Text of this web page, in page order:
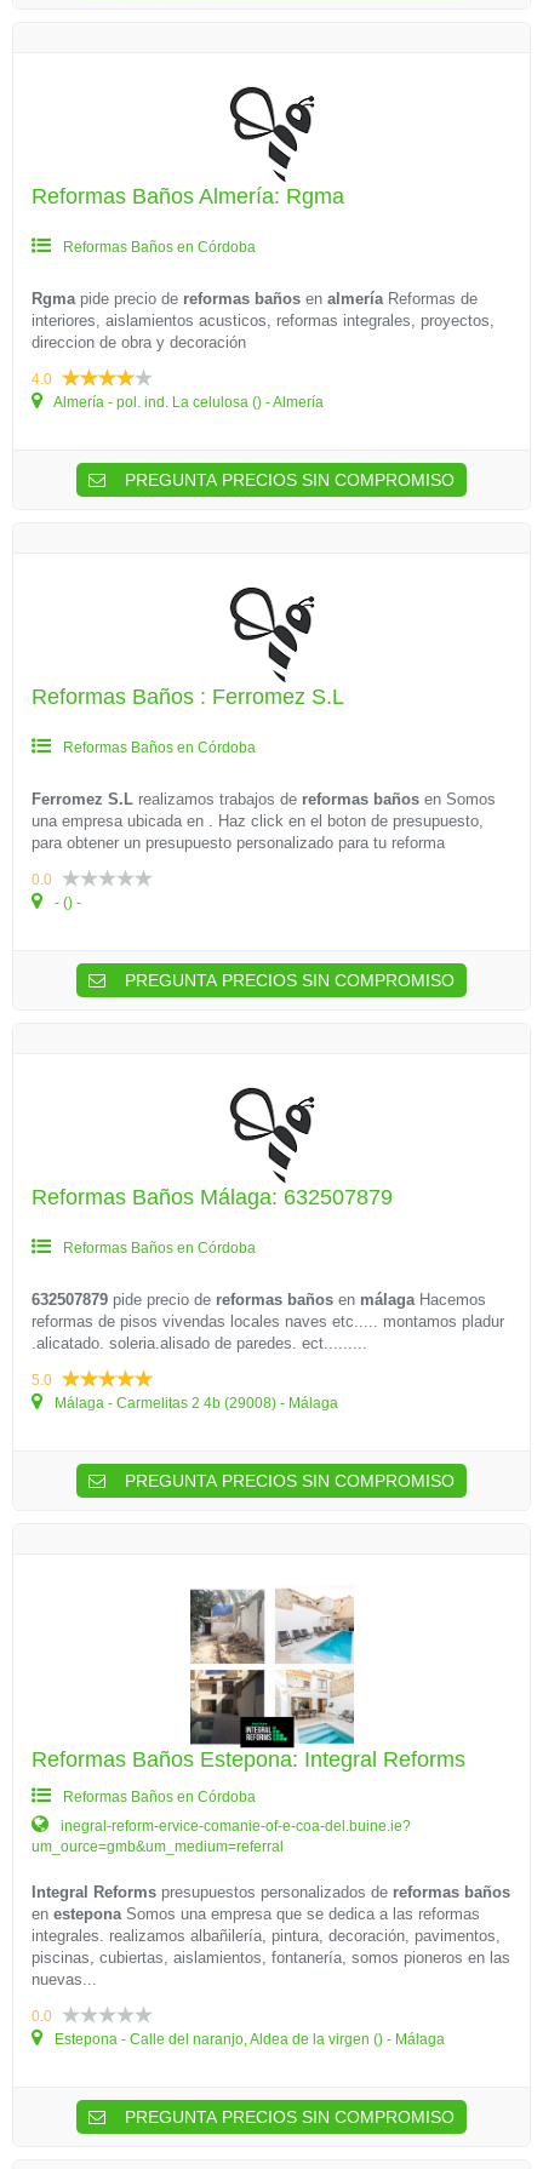
Reformas Baños Almería: Rgma
Reformas Baños en Córdoba
Rgmapide precio de reformas baños en almeríaReformas de
interiores, aislamientos acusticos, reformas integrales, proyectos,
direccion de obra y decoración
4.0
Almería - pol. ind. La celulosa () - Almería
PREGUNTA PRECIOS SIN COMPROMISO
Reformas Baños : Ferromez S.L
Reformas Baños en Córdoba
Ferromez S.L realizamos trabajos de reformas baños en Somos
una empresa ubicada en . Haz click en el boton de presupuesto,
para obtener un presupuesto personalizado para tu reforma
0.0
- () -
PREGUNTA PRECIOS SIN COMPROMISO
Reformas Baños Málaga: 632507879
Reformas Baños en Córdoba
632507879 pide precio de reformas baños en málagaHacemos
reformas de pisos vivendas locales naves etc..... montamos pladur
.alicatado. soleria.alisado de paredes. ect.........
5.0
Málaga - Carmelitas 2 4b (29008) - Málaga
PREGUNTA PRECIOS SIN COMPROMISO
Reformas Baños Estepona: Integral Reforms
Reformas Baños en Córdoba
inegral-reform-ervice-comanie-of-e-coa-del.buine.ie?
um_ource=gmb&um_medium=referral
Integral Reforms presupuestos personalizados de reformas baños
en esteponaSomos una empresa que se dedica a las reformas
integrales. realizamos albañilería, pintura, decoración, pavimentos,
piscinas, cubiertas, aislamientos, fontanería, somos pioneros en las
nuevas...
0.0
Estepona - Calle del naranjo, Aldea de la virgen () - Málaga
PREGUNTA PRECIOS SIN COMPROMISO